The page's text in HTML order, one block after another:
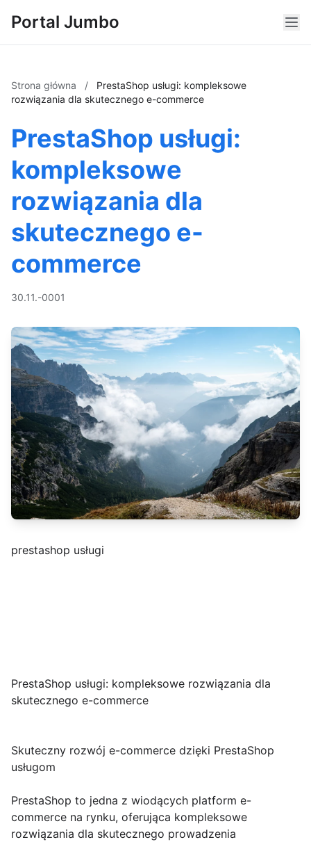
Portal Jumbo
Strona główna /
PrestaShop usługi: kompleksowe
rozwiązania dla skutecznego e-commerce
PrestaShop usługi:
kompleksowe
rozwiązania dla
skutecznego e-
commerce
30.11.-0001
prestashop usługi
PrestaShop usługi: kompleksowe rozwiązania dla
skutecznego e-commerce
Skuteczny rozwój e-commerce dzięki PrestaShop
usługom
PrestaShop to jedna z wiodących platform e-
commerce na rynku, oferująca kompleksowe
rozwiązania dla skutecznego prowadzenia